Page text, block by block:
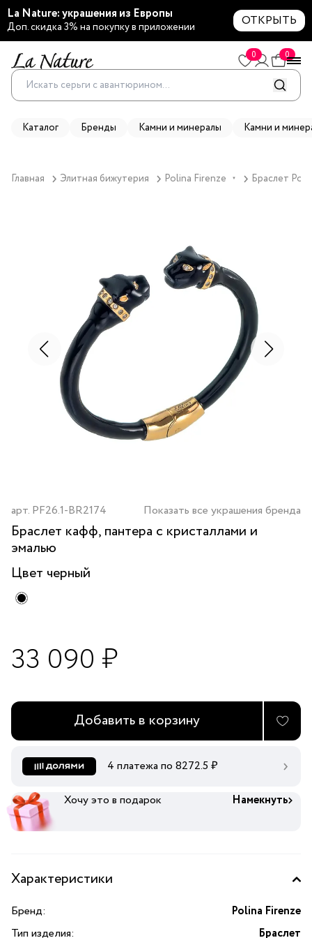
La Nature: украшения из Европы
Доп. скидка 3% на покупку в приложении ОТКРЫТЬ
0 0
Каталог Бренды Камни и минералы Камни и
Главная Элитная бижутерия Polina Firenze ▼ Браслет
арт. PF26.1-BR2174 Показать все украшения бренда
Браслет кафф, пантера с кристаллами и
эмалью
Цвет черный
33 090 ₽
Добавить в корзину
4 платежа по 8272.5 ₽
Хочу это в подарок Намекнуть
Характеристики
Бренд:
Polina Firenze
Тип изделия:
Браслет